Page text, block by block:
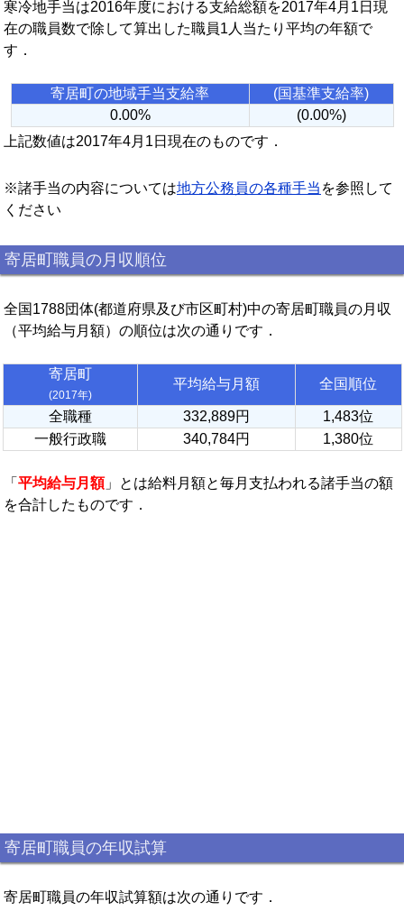
寒冷地手当は2016年度における支給総額を2017年4月1日現
在の職員数で除して算出した職員1人当たり平均の年額で
す．
寄居町の地域手当支給率
(国基準支給率)
0.00%
(0.00%)
上記数値は2017年4月1日現在のものです．
※諸手当の内容については地方公務員の各種手当 を参照して
ください
寄居町職員の月収順位
全国1788団体(都道府県及び市区町村)中の寄居町職員の月収
（平均給与月額）の順位は次の通りです．
寄居町
(2017年)
平均給与月額 全国順位
全職種 332,889円
1,483位
一般行政職
340,784円 1,380位
「 平均給与月額」とは給料月額と毎月支払われる諸手当の額
を合計したものです．
寄居町職員の年収試算
寄居町職員の年収試算額は次の通りです．